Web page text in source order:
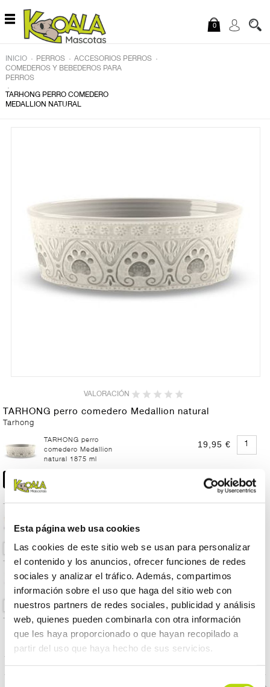
Esta página web usa cookies
Las cookies de este sitio web se usan para personalizar
el contenido y los anuncios, ofrecer funciones de redes
sociales y analizar el tráfico. Además, compartimos
información sobre el uso que haga del sitio web con
nuestros partners de redes sociales, publicidad y análisis
web, quienes pueden combinarla con otra información
que les haya proporcionado o que hayan recopilado a
partir del uso que haya hecho de sus servicios.
Saltar al contenido
0
INICIO . PERROS . ACCESORIOS PERROS .
COMEDEROS Y BEBEDEROS PARA
PERROS
.
TARHONG PERRO COMEDERO
MEDALLION NATURAL
VALORACIÓN
TARHONG perro comedero Medallion natural
Tarhong
TARHONG perro
comedero Medallion
natural 1875 ml
19,95 €
natural 470 ml
SIN DISPONIBILIDAD
comedero Medallion
natural 925 ml
14,95 €
SIN DISPONIBILIDAD
PRODUCTOS RELACIONADOS